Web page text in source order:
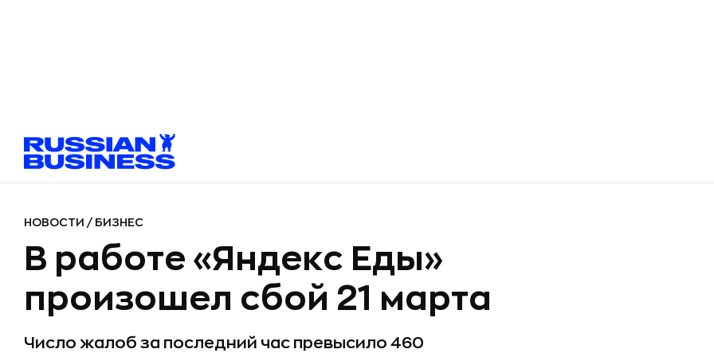
НОВОСТИ / БИЗНЕС
В работе «Яндекс Еды»
произошел сбой 21 марта
Число жалоб за последний час превысило 460